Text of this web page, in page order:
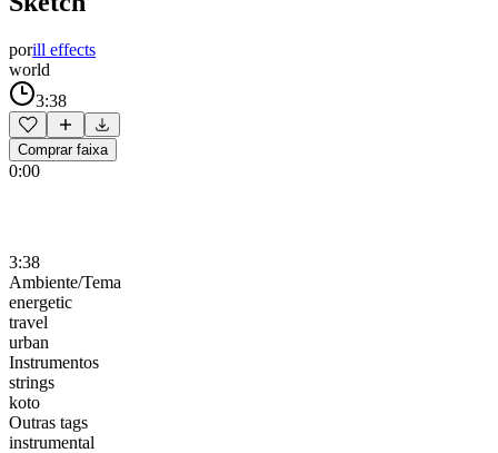
porill effects
world
3:38
Comprar faixa
0:00
3:38
Ambiente/Tema
energetic
travel
urban
Instrumentos
strings
koto
Outras tags
instrumental